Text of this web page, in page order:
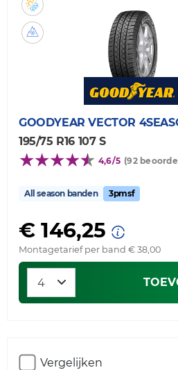
GOODYEAR VECTOR
195/75 R16 107 S
4,6/5 (92
All season banden 3pmsf
€ 146,25
Montagetarief per band € 38,00
Vergelijken